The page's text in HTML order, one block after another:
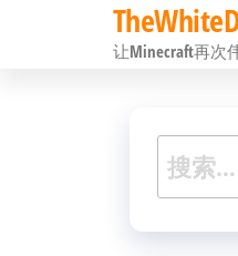
让Minecraft再次
搜
索：